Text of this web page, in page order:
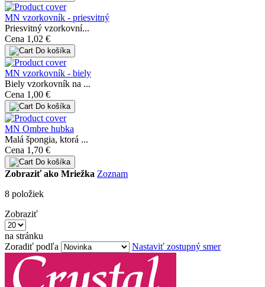
MN vzorkovník - priesvitný
Priesvitný vzorkovní...
Cena 1,02 €
Do košíka
MN vzorkovník - biely
Biely vzorkovník na ...
Cena 1,00 €
Do košíka
MN Ombre hubka
Malá špongia, ktorá ...
Cena 1,70 €
Do košíka
Zobraziť ako Mriežka Zoznam
8 položiek
Zobraziť
na stránku
Zoradiť podľa
Nastaviť zostupný smer